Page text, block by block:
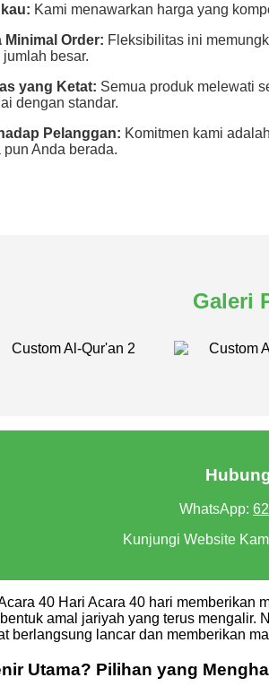
Kami menawarkan harga yang
Minimal Order: Fleksibilitas ini
besar.
yang Ketat: Semua produk melewati
dengan standar.
Pelanggan: Komitmen kami
Anda berada.
Galeri
WhatsApp:
Kunjungi Website
40 Hari Acara 40 hari
amal jariyah yang terus
berlangsung lancar dan memberikan
Utama? Pilihan yang